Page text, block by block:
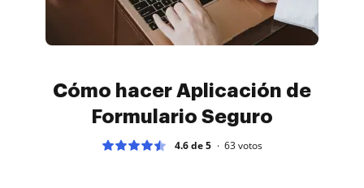
Cómo hacer Aplicación de
Formulario Seguro
4.6 de 5 63votos